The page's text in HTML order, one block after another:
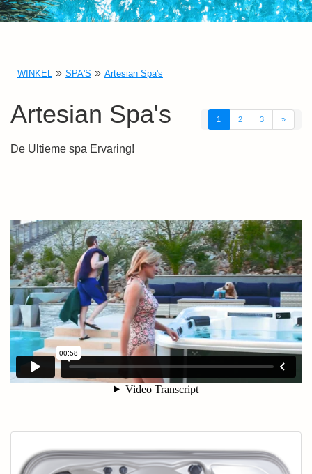
WINKEL SPA'S Artesian Spa's
1 2 3 »
Artesian Spa's
De Ultieme spa Ervaring!